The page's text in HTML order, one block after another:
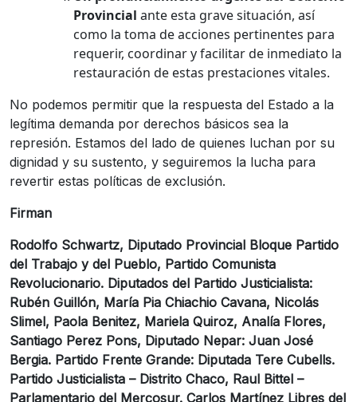
Provincial ante esta grave situación, así
como la toma de acciones pertinentes para
requerir, coordinar y facilitar de inmediato la
restauración de estas prestaciones vitales.
No podemos permitir que la respuesta del Estado a la
legítima demanda por derechos básicos sea la
represión. Estamos del lado de quienes luchan por su
dignidad y su sustento, y seguiremos la lucha para
revertir estas políticas de exclusión.
Firman
Rodolfo Schwartz, Diputado Provincial Bloque Partido
del Trabajo y del Pueblo, Partido Comunista
Revolucionario. Diputados del Partido Justicialista:
Rubén Guillón, María Pia Chiachio Cavana, Nicolás
Slimel, Paola Benitez, Mariela Quiroz, Analía Flores,
Santiago Perez Pons, Diputado Nepar: Juan José
Bergia. Partido Frente Grande: Diputada Tere Cubells.
Partido Justicialista – Distrito Chaco, Raul Bittel –
Parlamentario del Mercosur. Carlos Martínez Libres del